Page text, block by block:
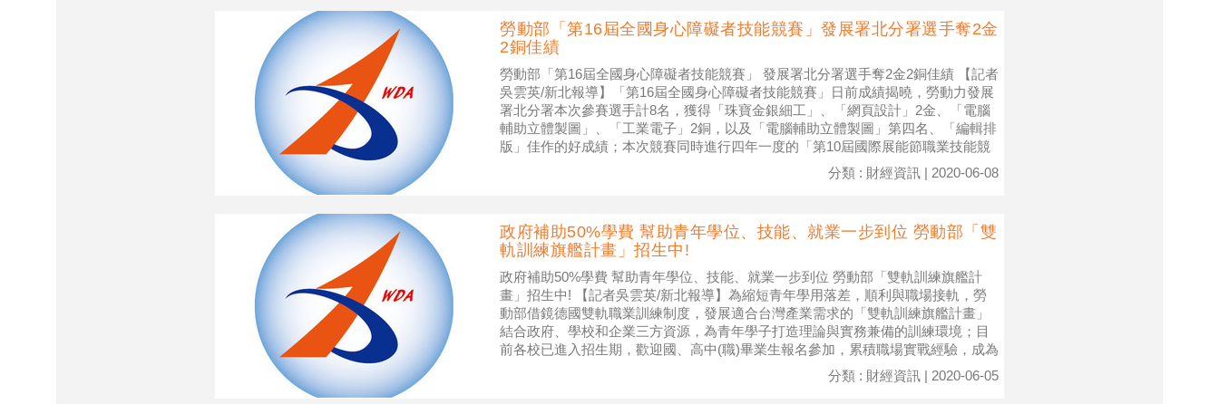
勞動部「第16屆全國身心障礙者技能競賽」發展署北分署選手奪2金
2銅佳績
勞動部「第16屆全國身心障礙者技能競賽」 發展署北分署選手奪2金2銅佳績 【記者
吳雲英/新北報導】「第16屆全國身心障礙者技能競賽」日前成績揭曉，勞動力發展
署北分署本次參賽選手計8名，獲得「珠寶金銀細工」、「網頁設計」2金、「電腦
輔助立體製圖」、「工業電子」2銅，以及「電腦輔助立體製圖」第四名、「編輯排
版」佳作的好成績；本次競賽同時進行四年一度的「第10屆國際展能節職業技能競
分類 : 財經資訊 | 2020-06-08
政府補助50%學費 幫助青年學位、技能、就業一步到位 勞動部「雙
軌訓練旗艦計畫」招生中!
政府補助50%學費 幫助青年學位、技能、就業一步到位 勞動部「雙軌訓練旗艦計
畫」招生中! 【記者吳雲英/新北報導】為縮短青年學用落差，順利與職場接軌，勞
動部借鏡德國雙軌職業訓練制度，發展適合台灣產業需求的「雙軌訓練旗艦計畫」
結合政府、學校和企業三方資源，為青年學子打造理論與實務兼備的訓練環境；目
前各校已進入招生期，歡迎國、高中(職)畢業生報名參加，累積職場實戰經驗，成為
分類 : 財經資訊 | 2020-06-05